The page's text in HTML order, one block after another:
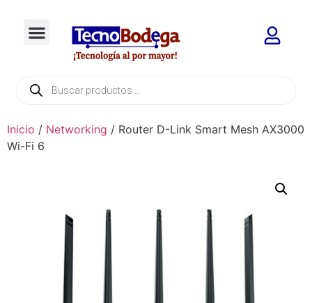
Inicio / Networking / Router D-Link Smart Mesh AX3000
Wi-Fi 6